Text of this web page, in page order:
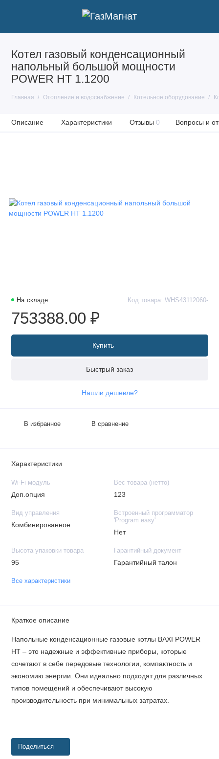
Котел газовый конденсационный
напольный большой мощности
POWER HT 1.1200
Главная Отопление и водоснабжение Котельное оборудование
Описание Характеристики Отзывы 0 Вопросы и
На складе Код товара: WHS43112060-
753388.00 ₽
Купить
Быстрый заказ
Нашли дешевле?
В избранное В сравнение
Характеристики
Wi-Fi модуль
Доп.опция
Вес товара (нетто)
123
Вид управления
Комбинированное
Встроенный программатор
'Program easy'
Нет
Высота упаковки товара
95
Гарантийный документ
Гарантийный талон
Все характеристики
Краткое описание
Напольные конденсационные газовые котлы BAXI POWER
HT – это надежные и эффективные приборы, которые
сочетают в себе передовые технологии, компактность и
экономию энергии. Они идеально подходят для различных
типов помещений и обеспечивают высокую
производительность при минимальных затратах.
Поделиться